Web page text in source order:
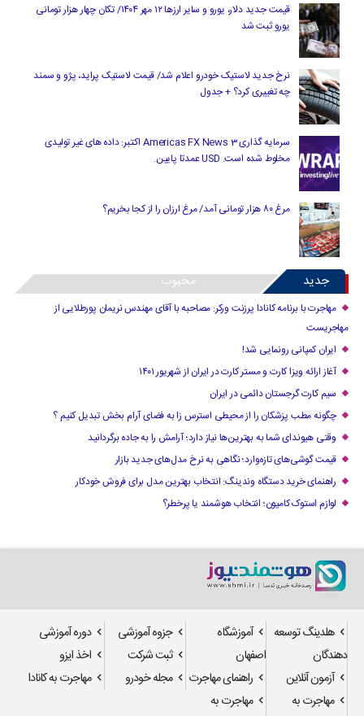
قیمت جدید دلار، یورو و سایر ارزها ۱۲ مهر ۱۴۰۴/ تکان چهار هزار تومانی
یورو ثبت شد
نرخ جدید لاستیک خودرو اعلام شد/ قیمت لاستیک پراید، پژو و سمند
چه تغییری کرد؟ + جدول
سرمایه گذاری Americas FX News 3 اکتبر: داده های غیر تولیدی
مخلوط شده است. USD عمدتا پایین.
مرغ ۸۰ هزار تومانی آمد/ مرغ ارزان را از کجا بخریم؟
جدید محبوب
مهاجرت با برنامه کانادا پرزنت ورکر: مصاحبه با آقای مهندس نریمان پورطلایی از
مهاجریست
ایران کمپانی رونمایی شد!
آغاز ارائه ویزا کارت و مستر کارت در ایران از شهریور ۱۴۰۱
سیم کارت گرجستان دائمی در ایران
چگونه مطب پزشکان را از محیطی استرس زا به فضای آرام بخش تبدیل کنیم ؟
وقتی هیوندای شما به بهترین‌ها نیاز دارد؛ آرامش را به جاده برگردانید
قیمت گوشی‌های تازه‌وارد؛ نگاهی به نرخ مدل‌های جدید بازار
راهنمای خرید دستگاه وندینگ: انتخاب بهترین مدل برای فروش خودکار
لوازم استوک کامیون؛ انتخاب هوشمند یا پرخطر؟
هلدینگ توسعه
دهندگان
آموزشگاه
اصفهان
جزوه آموزشی
دوره آموزشی
ثبت شرکت
اخذ ایزو
آزمون آنلاین
راهنمای مهاجرت مجله خودرو
مهاجرت به کانادا
مهاجرت به
مهاجرت به